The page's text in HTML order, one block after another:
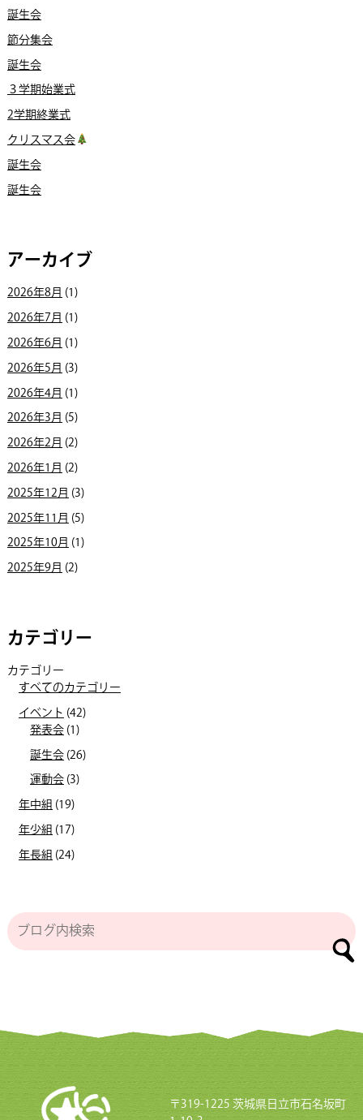
誕生会
節分集会
誕生会
３学期始業式
2学期終業式
クリスマス会
誕生会
誕生会
アーカイブ
2026年8月(1)
2026年7月(1)
2026年6月 (1)
2026年5月 (3)
2026年4月 (1)
2026年3月(5)
2026年2月(2)
2026年1月 (2)
2025年12月 (3)
2025年11月 (5)
2025年10月(1)
2025年9月(2)
カテゴリー
カテゴリー
すべてのカテゴリー
イベント (42)
発表会(1)
誕生会(26)
運動会(3)
年中組(19)
年少組 (17)
年長組 (24)
〒319-1225 茨城県日立市石名坂町